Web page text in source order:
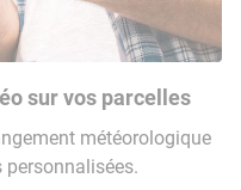
sur vos parcelles
météorologique